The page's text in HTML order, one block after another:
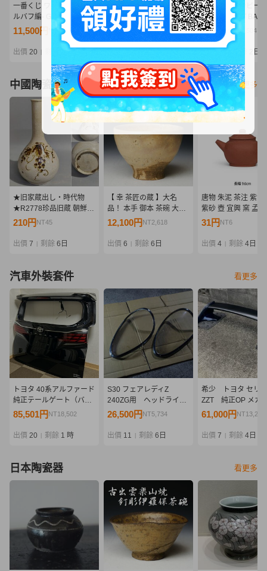
一番くじ ワンピース -エ
ルバフ編- GIANT BASH!!
Vol.2 D賞 ブロギー
MASTERLISE EXPIECE
フィギュア
11,500円 NT2,488
出價 20 4 時
Hh4732-099★♪【120】
未開封 一番くじ ワンピー
ス エルバフ編 GIANT
BASH!! Vol.2 D賞 ブロギ
ー MASTERLISE
EXPIECE
3,600円NT779
一番くじ ワンピー
バフ編 GIANT
Vol.2 D賞 ブロギー
MASTERLISE
6,951円NT1,504
2日
中國陶瓷器 看更多
★旧家蔵出し・時代物
★R2778珍品旧蔵 朝鮮
高麗磁 朝鮮古陶磁器 古高
花葡萄紋天球瓶
210円 NT45
出價 7 剩餘 6日
【 幸 茶匠の蔵 】大名
品！ 本手 御本 茶碗 大納
言 日野資枝箱◆当店保証
言葉』
12,100円 NT2,618
出價 6 剩餘 6日
唐物 朱泥 茶注 紫泥
紫砂 壺 宜興 窯 孟
壷 急須 煎茶 道具
31円 NT6
出價 4 剩餘 4日
汽車外裝套件 看更多
トヨタ 40系アルファード
純正テールゲート（バッ
クドア） リアビューカメ
AGH45W, AAHH40W,
85,501円 NT18,502
出價 20 剩餘 1 時
S30 フェアレディZ
240ZG用 ヘッドライト
カバー
26,500円 NT5,734
出價 11 剩餘 6日
希少 トヨタ セリカ
ZZT 純正OP メカ
スポーツ リアスポ
ZZT231
61,000円 NT13,200
出價 7 剩餘 4日
日本陶瓷器 看更多